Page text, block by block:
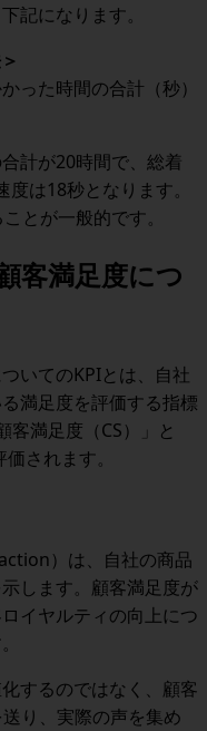
記になります。
＞
った時間の合計（秒）
計が20時間で、総着
は18秒となります。
とが一般的です。
客満足度につ
いてのKPIとは、自社
満足度を評価する指標
満足度（CS）」と
されます。
）は、自社の商品
します。顧客満足度が
イヤルティの向上につ
するのではなく、顧客
り、実際の声を集め